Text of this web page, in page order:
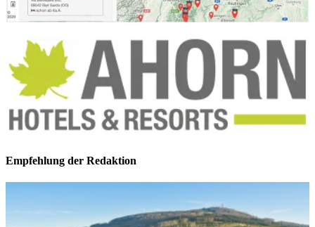
Empfehlung der Redaktion